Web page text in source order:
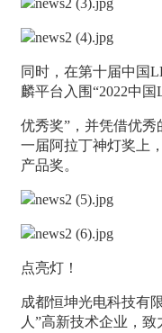
同时，在第十届中国
麟平台入围“2022中
优秀奖”，并凭借优
一届阿拉丁神灯奖上
产品奖。
点亮灯！
成都恒坤光电科技有
人”高新技术企业，